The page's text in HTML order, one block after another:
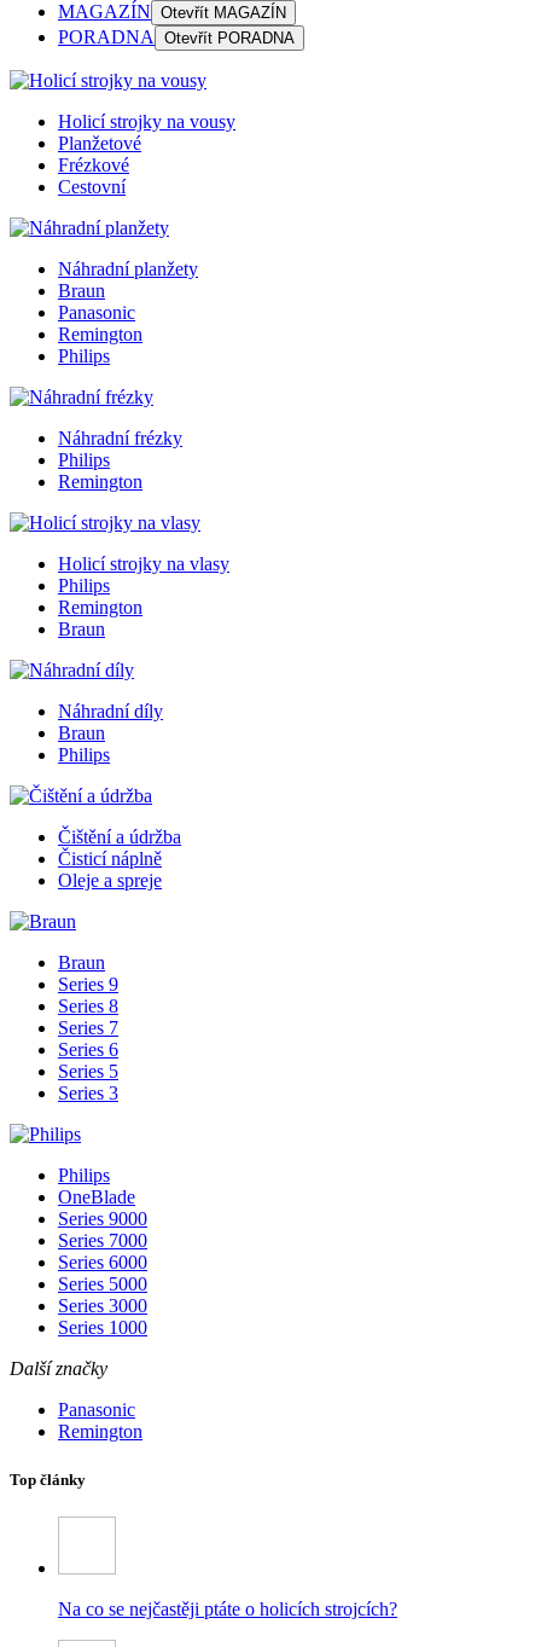
MAGAZÍN Otevřít MAGAZÍN
PORADNA Otevřít PORADNA
Holicí strojky na vousy
Planžetové
Frézkové
Cestovní
Náhradní planžety
Braun
Panasonic
Remington
Philips
Náhradní frézky
Philips
Remington
Holicí strojky na vlasy
Philips
Remington
Braun
Náhradní díly
Braun
Philips
Čištění a údržba
Čisticí náplně
Oleje a spreje
Braun
Series 9
Series 8
Series 7
Series 6
Series 5
Series 3
Philips
OneBlade
Series 9000
Series 7000
Series 6000
Series 5000
Series 3000
Series 1000
Další značky
Panasonic
Remington
Top články
Na co se nejčastěji ptáte o holicích strojcích?